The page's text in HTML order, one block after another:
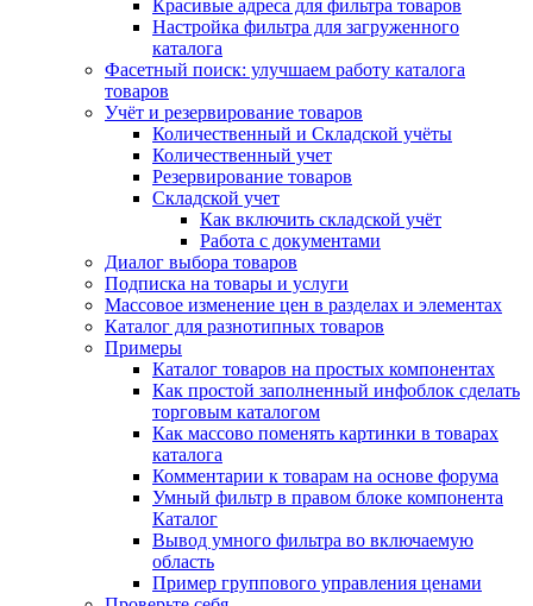
Красивые адреса для фильтра товаров
Настройка фильтра для загруженного
каталога
Фасетный поиск: улучшаем работу каталога
товаров
Учёт и резервирование товаров
Количественный и Складской учёты
Количественный учет
Резервирование товаров
Складской учет
Как включить складской учёт
Работа с документами
Диалог выбора товаров
Подписка на товары и услуги
Массовое изменение цен в разделах и элементах
Каталог для разнотипных товаров
Примеры
Каталог товаров на простых компонентах
Как простой заполненный инфоблок сделать
торговым каталогом
Как массово поменять картинки в товарах
каталога
Комментарии к товарам на основе форума
Умный фильтр в правом блоке компонента
Каталог
Вывод умного фильтра во включаемую
область
Пример группового управления ценами